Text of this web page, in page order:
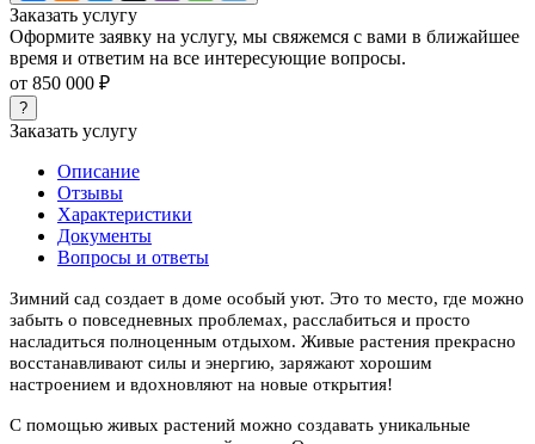
Заказать услугу
Оформите заявку на услугу, мы свяжемся с вами в ближайшее
время и ответим на все интересующие вопросы.
от 850 000 ₽
?
Заказать услугу
Описание
Отзывы
Характеристики
Документы
Вопросы и ответы
Зимний сад создает в доме особый уют. Это то место, где можно
забыть о повседневных проблемах, расслабиться и просто
насладиться полноценным отдыхом. Живые растения прекрасно
восстанавливают силы и энергию, заряжают хорошим
настроением и вдохновляют на новые открытия!
С помощью живых растений можно создавать уникальные